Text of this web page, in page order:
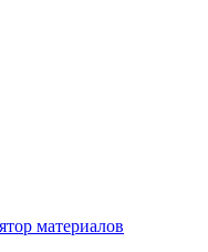
материалов